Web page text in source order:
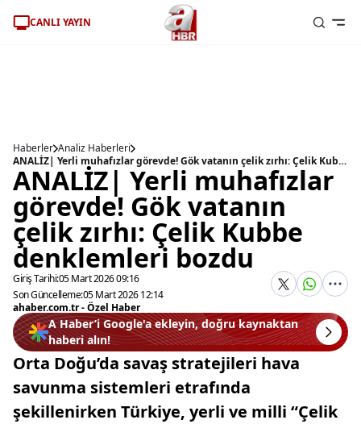
CANLI YAYIN
Haberler Analiz Haberleri
ANALİZ| Yerli muhafızlar görevde! Gök vatanın çelik zırhı: Çelik Kubbe denklemleri bozdu
ANALİZ| Yerli muhafızlar
görevde! Gök vatanın
çelik zırhı: Çelik Kubbe
denklemleri bozdu
Giriş Tarihi:05 Mart 2026 09:16
Son Güncelleme:05 Mart 2026 12:14
ahaber.com.tr - Özel Haber
A Haber’i Google'a ekleyin, doğru kaynaktan
haberi alın!
Orta Doğu’da savaş stratejileri hava
savunma sistemleri etrafında
şekillenirken Türkiye, yerli ve milli “Çelik